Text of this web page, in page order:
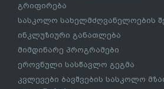
გრიფირება
სასკოლო სახელმძღვანელოების
ინკლუზიური განათლება
მიმდინარე პროგრამები
ეროვნული სასწავლო გეგმა
კვლევები ბავშვების სასკოლო